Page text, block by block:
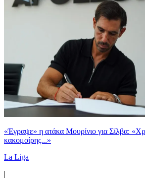
«Έγραψε» η ατάκα Μουρίνιο για Σίλβα:
κακομοίρης...»
La Liga
|